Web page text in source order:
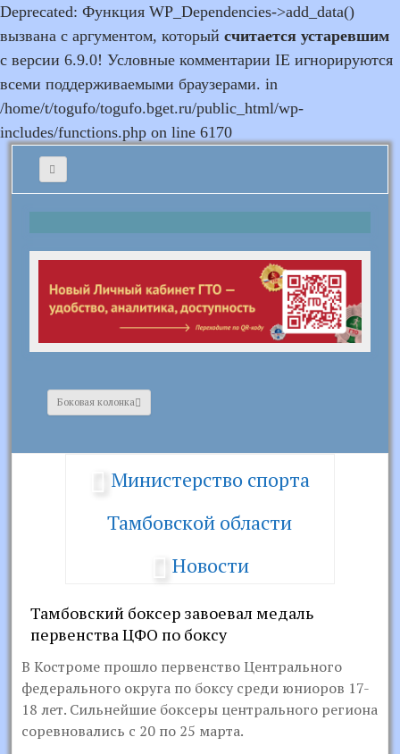
Deprecated: Функция WP_Dependencies->add_data()
вызвана с аргументом, который считается устаревшим
с версии 6.9.0! Условные комментарии IE игнорируются
всеми поддерживаемыми браузерами. in
/home/t/togufo/togufo.bget.ru/public_html/wp-
includes/functions.php on line 6170
Боковая колонка
Министерство спорта
Тамбовской области
Новости
Тамбовский боксер завоевал медаль
первенства ЦФО по боксу
В Костроме прошло первенство Центрального
федерального округа по боксу среди юниоров 17-
18 лет. Сильнейшие боксеры центрального региона
соревновались с 20 по 25 марта.